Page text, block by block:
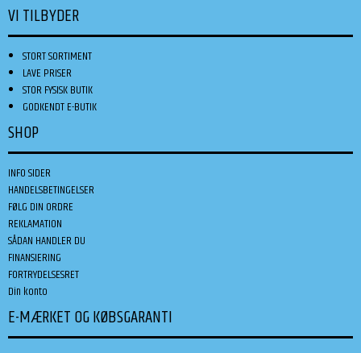
VI TILBYDER
STORT SORTIMENT
LAVE PRISER
STOR FYSISK BUTIK
GODKENDT E-BUTIK
SHOP
INFO SIDER
HANDELSBETINGELSER
FØLG DIN ORDRE
REKLAMATION
SÅDAN HANDLER DU
FINANSIERING
FORTRYDELSESRET
Din konto
E-MÆRKET OG KØBSGARANTI